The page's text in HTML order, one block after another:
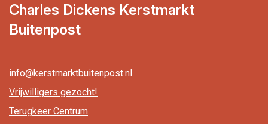
Charles Dickens Kerstmarkt
Buitenpost
info@kerstmarktbuitenpost.nl
Vrijwilligers gezocht!
Terugkeer Centrum